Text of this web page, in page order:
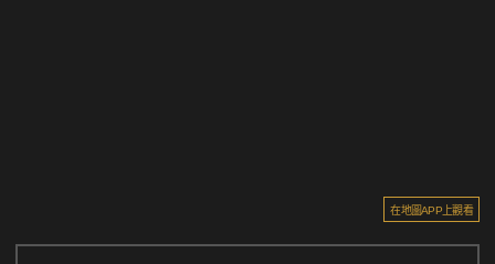
在地圖APP上觀看